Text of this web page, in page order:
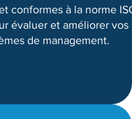
conformes à la norme ISO
évaluer et améliorer vos
de management.